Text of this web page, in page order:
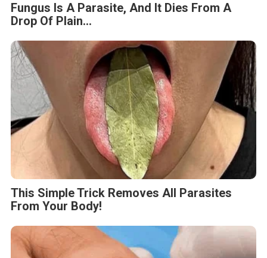
Fungus Is A Parasite, And It Dies From A
Drop Of Plain...
This Simple Trick Removes All Parasites
From Your Body!